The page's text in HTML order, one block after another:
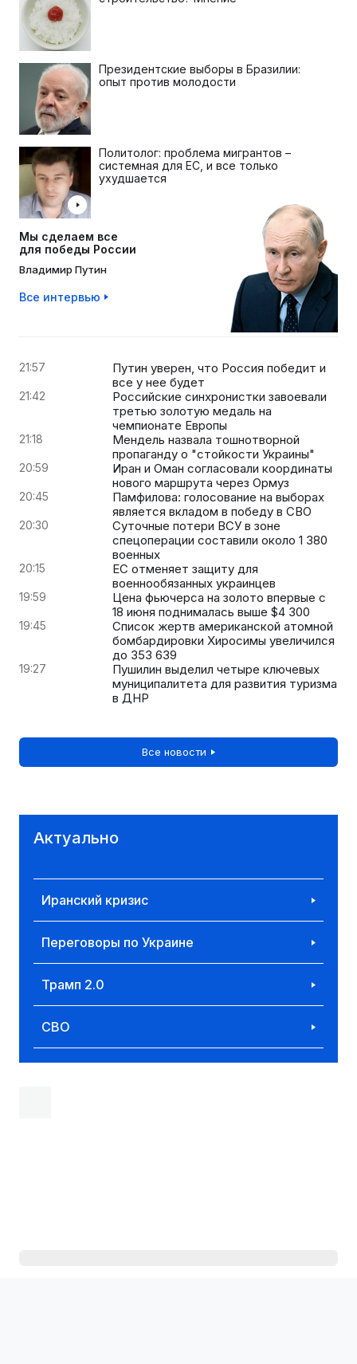
Президентские выборы в Бразилии:
опыт против молодости
Политолог: проблема мигрантов –
системная для ЕС, и все только
ухудшается
Мы сделаем все
для победы России
Владимир Путин
Все интервью
21:57
Путин уверен, что Россия победит и
все у нее будет
21:42
Российские синхронистки завоевали
третью золотую медаль на
чемпионате Европы
21:18
Мендель назвала тошнотворной
пропаганду о "стойкости Украины"
20:59
Иран и Оман согласовали координаты
нового маршрута через Ормуз
20:45
Памфилова: голосование на выборах
является вкладом в победу в СВО
20:30
Суточные потери ВСУ в зоне
спецоперации составили около 1 380
военных
20:15
ЕС отменяет защиту для
военнообязанных украинцев
19:59
Цена фьючерса на золото впервые с
18 июня поднималась выше $4 300
19:45
Список жертв американской атомной
бомбардировки Хиросимы увеличился
до 353 639
19:27
Пушилин выделил четыре ключевых
муниципалитета для развития туризма
в ДНР
Все новости
Актуально
Иранский кризис
Переговоры по Украине
Трамп 2.0
СВО